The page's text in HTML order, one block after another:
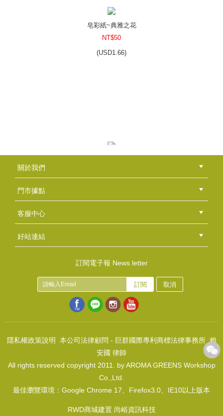
USD1.66)
皂彩紙~經典玫瑰
皂彩紙~點點霓虹燈20張/包
NT$50
皂彩紙~典雅之花
NT$50
(USD1.66)
NT$160
(USD5.31)
關於我們
公司簡介
品牌故事
最新消息
隱私權聲明
版權聲明
門市據點
總部
北區
中區
南區
東區
海外
客服中心
會員等級
購物流程
訂單查詢
常見問題
海外訂購流程
連絡我們
下載專區
紅利點數
好站連結
訂閱電子報 News letter
訂閱 取消
隱私權政策說明 本公司法律顧問 - 巨群國際專利商標法律事務所 賴
安國 律師
All rights reserved copyright 2011. by AROMA GREENS Workshop
Co.,Ltd.
最佳瀏覽環境：Google Chrome 17、Firefox3.0、IE10以上版本
RWD商城建置 尚峪資訊科技